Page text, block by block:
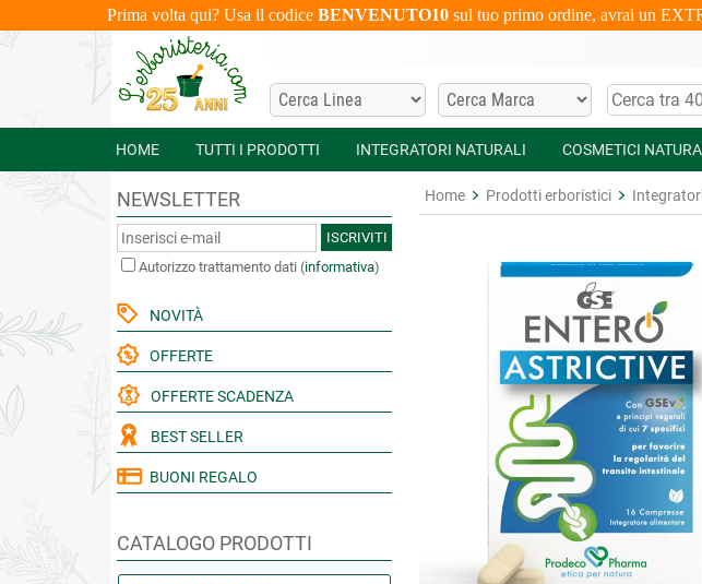
Prima volta qui? Usa il codice BENVENUTO10sul tuo primo ordine, avrai un
HOME TUTTI I PRODOTTI INTEGRATORI NATURALI COSMETICI
NEWSLETTER
ISCRIVITI
Autorizzo trattamento dati (informativa)
NOVITÀ
OFFERTE
OFFERTE SCADENZA
BEST SELLER
BUONI REGALO
CATALOGO PRODOTTI
Home Prodotti erboristici